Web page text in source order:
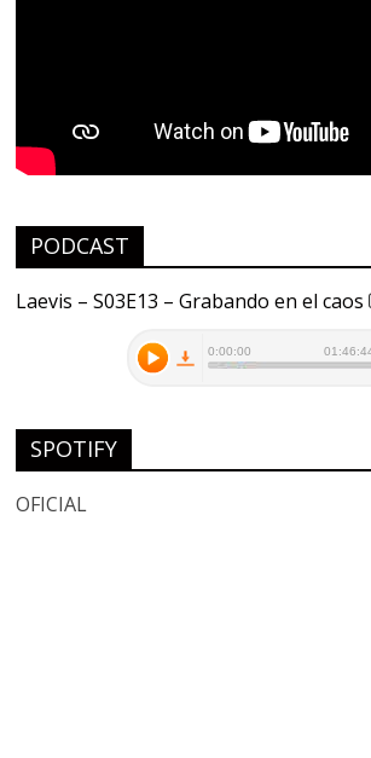
PODCAST
Laevis – S03E13 – Grabando en el caos
SPOTIFY
OFICIAL